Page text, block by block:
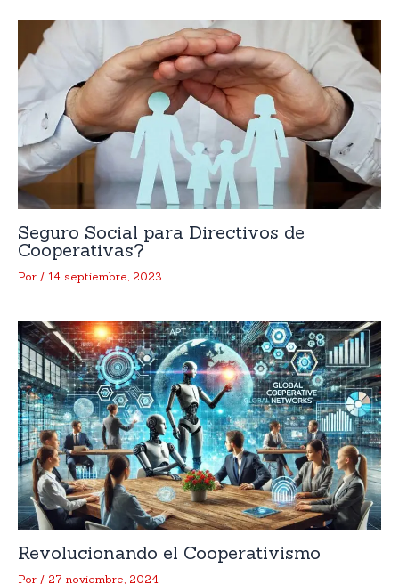
Seguro Social para Directivos de
Cooperativas?
Por / 14 septiembre, 2023
Revolucionando el Cooperativismo
Por / 27 noviembre, 2024